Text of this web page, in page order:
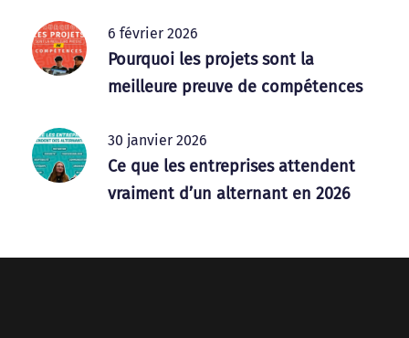
6 février 2026
Pourquoi les projets sont la
meilleure preuve de compétences
30 janvier 2026
Ce que les entreprises attendent
vraiment d’un alternant en 2026